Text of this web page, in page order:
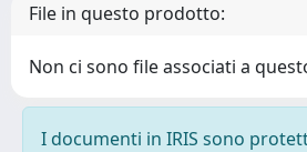
File in questo prodotto:
Non ci sono file associati a
I documenti in IRIS sono